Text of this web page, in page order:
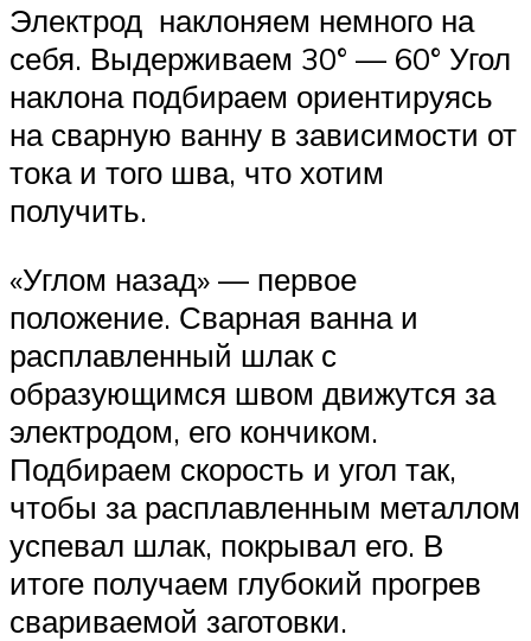
Электрод наклоняем немного на
себя. Выдерживаем 30° — 60° Угол
наклона подбираем ориентируясь
на сварную ванну в зависимости от
тока и того шва, что хотим
получить.
«Углом назад» — первое
положение. Сварная ванна и
расплавленный шлак с
образующимся швом движутся за
электродом, его кончиком.
Подбираем скорость и угол так,
чтобы за расплавленным металлом
успевал шлак, покрывал его. В
итоге получаем глубокий прогрев
свариваемой заготовки.